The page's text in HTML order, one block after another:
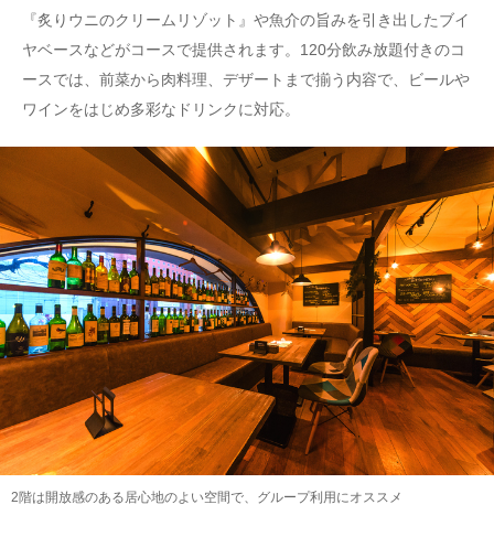
『炙りウニのクリームリゾット』や魚介の旨みを引き出したブイ
ヤベースなどがコースで提供されます。120分飲み放題付きのコ
ースでは、前菜から肉料理、デザートまで揃う内容で、ビールや
ワインをはじめ多彩なドリンクに対応。
2階は開放感のある居心地のよい空間で、グループ利用にオススメ